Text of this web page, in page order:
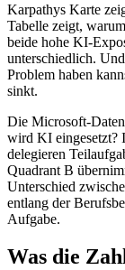
Karpathys Karte
Tabelle zeigt,
beide hohe KI-
unterschiedlich.
Problem haben
sinkt.
Die Microsoft-
wird KI eingesetzt?
delegieren
Quadrant B
Unterschied
entlang der
Aufgabe.
Was die